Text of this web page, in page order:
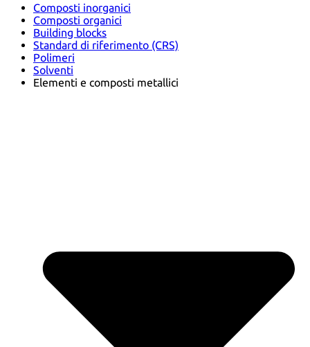
Composti inorganici
Composti organici
Building blocks
Standard di riferimento (CRS)
Polimeri
Solventi
Elementi e composti metallici